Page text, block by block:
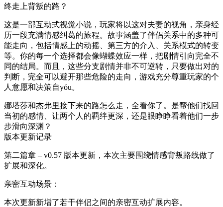
终走上背叛的路？
这是一部互动式视觉小说，玩家将以这对夫妻的视角，亲身经
历一段充满情感纠葛的旅程。故事涵盖了伴侣关系中的多种可
能走向，包括情感上的动摇、第三方的介入、关系模式的转变
等。你的每一个选择都会像蝴蝶效应一样，把剧情引向完全不
同的结局。而且，这些分支剧情并非不可逆转，只要做出对的
判断，完全可以避开那些危险的走向，游戏充分尊重玩家的个
人意愿和决策自yóu。
娜塔莎和杰弗里接下来的路怎么走，全看你了。是帮他们找回
当初的感情、让两个人的羁绊更深，还是眼睁睁看着他们一步
步滑向深渊？
版本更新记录
第二篇章 – v0.57 版本更新，本次主要围绕情感背叛路线做了
扩展和深化。
亲密互动场景：
本次更新新增了若干伴侣之间的亲密互动扩展内容。